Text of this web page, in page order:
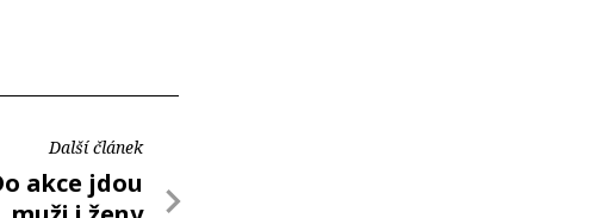
Další článek
akce jdou